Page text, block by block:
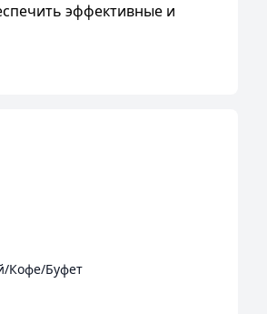
эффективные и
расслабиться и
стрижку и
Мы также предлагаем
Кофе/Буфет